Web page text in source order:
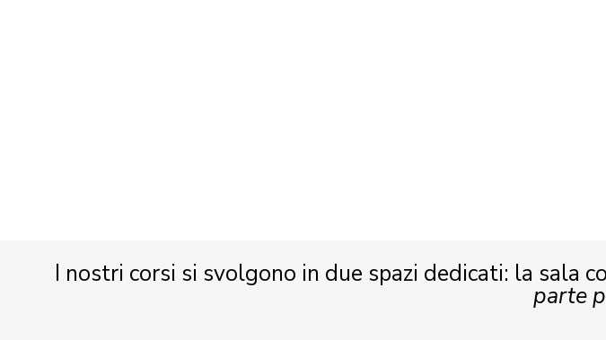
I nostri corsi si svolgono in due spazi dedicati: la sala
parte